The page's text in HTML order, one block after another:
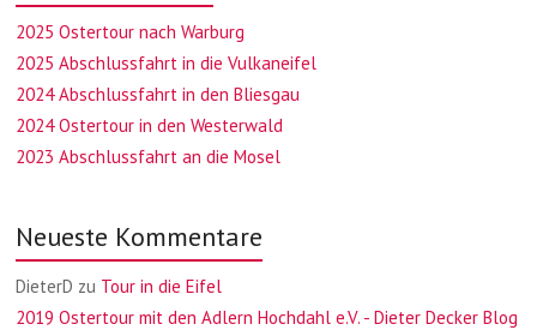
2025 Ostertour nach Warburg
2025 Abschlussfahrt in die Vulkaneifel
2024 Abschlussfahrt in den Bliesgau
2024 Ostertour in den Westerwald
2023 Abschlussfahrt an die Mosel
Neueste Kommentare
DieterD zu Tour in die Eifel
2019 Ostertour mit den Adlern Hochdahl e.V. - Dieter Decker Blog